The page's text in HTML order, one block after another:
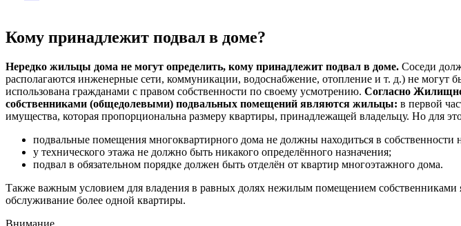
Кому принадлежит подвал в доме?
Нередко жильцы дома не могут определить, кому принадлежит подвал в доме. Соседи
располагаются инженерные сети, коммуникации, водоснабжение, отопление и т. д.) не могут
использована гражданами с правом собственности по своему усмотрению. Согласно
собственниками (общедолевыми) подвальных помещений являются жильцы: в первой
имущества, которая пропорциональна размеру квартиры, принадлежащей владельцу. Но для
подвальные помещения многоквартирного дома не должны находиться в собственности
у технического этажа не должно быть никакого определённого назначения;
подвал в обязательном порядке должен быть отделён от квартир многоэтажного дома.
Также важным условием для владения в равных долях нежилым помещением собственниками
обслуживание более одной квартиры.